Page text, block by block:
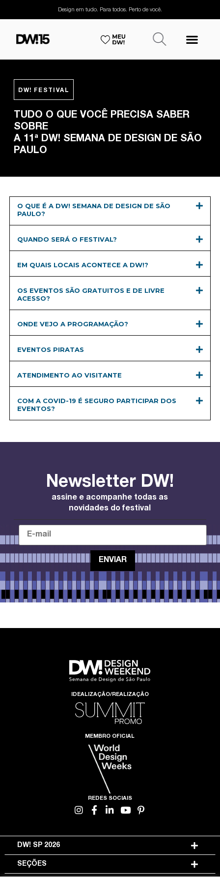
Design em tudo. Para todos. Perto de você.
DW! FESTIVAL
TUDO O QUE VOCÊ PRECISA SABER
SOBRE
A 11ª DW! SEMANA DE DESIGN DE SÃO
PAULO
O QUE É A DW! SEMANA DE DESIGN DE SÃO
PAULO?
QUANDO SERÁ O FESTIVAL?
EM QUAIS LOCAIS ACONTECE A DW!?
OS EVENTOS SÃO GRATUITOS E DE LIVRE
ACESSO?
ONDE VEJO A PROGRAMAÇÃO?
EVENTOS PIRATAS
ATENDIMENTO AO VISITANTE
COM A COVID-19 É SEGURO PARTICIPAR DOS
EVENTOS?
Newsletter DW!
assine e acompanhe todas as
novidades do festival
IDEALIZAÇÃO/REALIZAÇÃO
MEMBRO OFICIAL
REDES SOCIAIS
DW! SP 2026
SEÇÕES